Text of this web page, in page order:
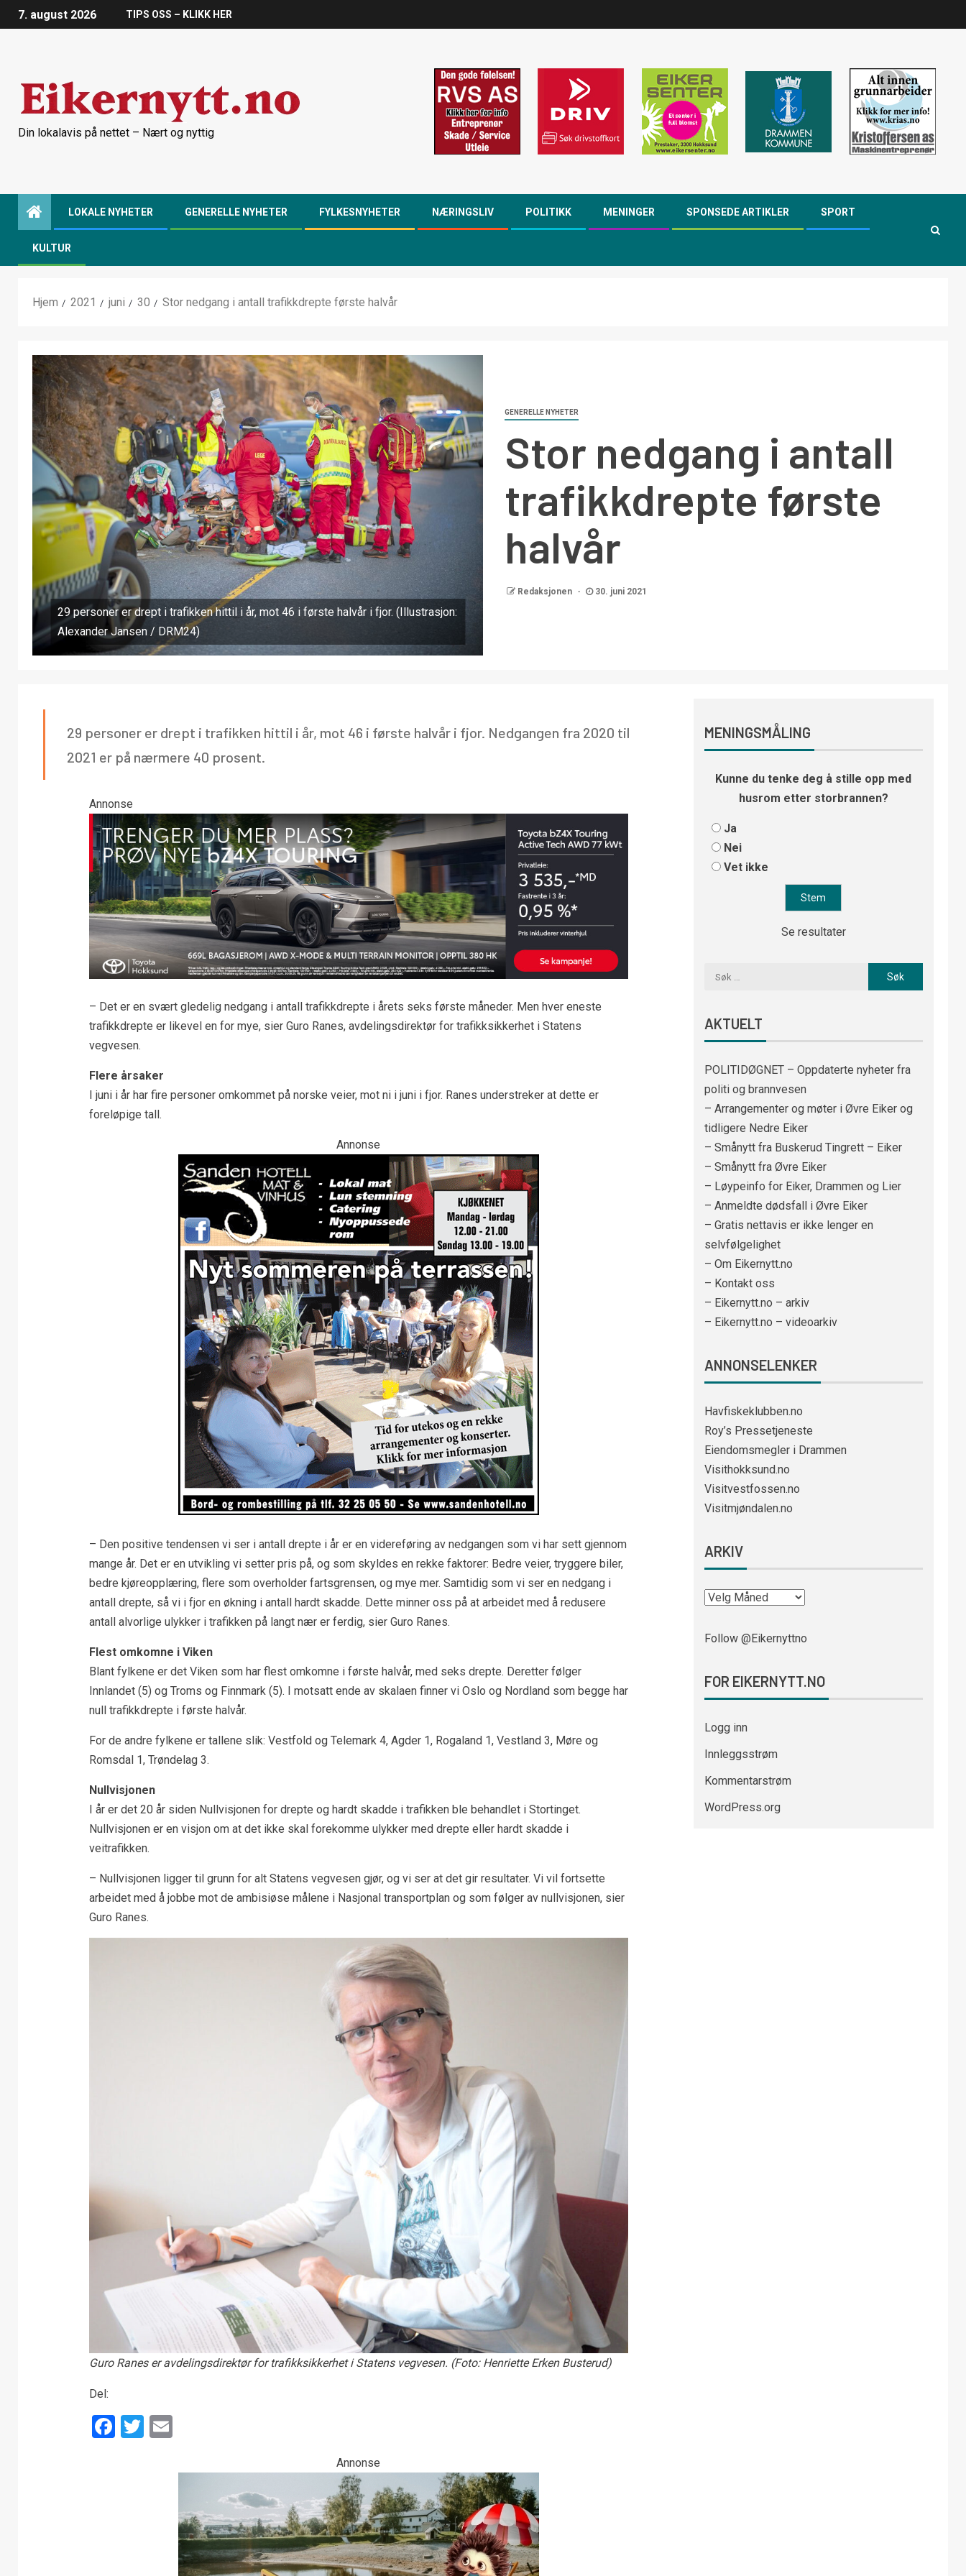
7. august 2026 TIPS OSS – KLIKK HER
Din lokalavis på nettet – Nært og nyttig
LOKALE NYHETER GENERELLE NYHETER FYLKESNYHETER NÆRINGSLIV POLITIKK MENINGER SPONSEDE ARTIKLER SPORT
KULTUR
Hjem 2021 juni 30 Stor nedgang i antall trafikkdrepte første halvår
29 personer er drept i trafikken hittil i år, mot 46 i første halvår i fjor. (Illustrasjon:
Alexander Jansen / DRM24)
GENERELLE NYHETER
Stor nedgang i antall
trafikkdrepte første
halvår
Redaksjonen 30. juni 2021
29 personer er drept i trafikken hittil i år, mot 46 i første halvår i fjor. Nedgangen fra 2020 til
2021 er på nærmere 40 prosent.
Annonse
– Det er en svært gledelig nedgang i antall trafikkdrepte i årets seks første måneder. Men hver eneste
trafikkdrepte er likevel en for mye, sier Guro Ranes, avdelingsdirektør for trafikksikkerhet i Statens
vegvesen.
Flere årsaker
I juni i år har fire personer omkommet på norske veier, mot ni i juni i fjor. Ranes understreker at dette er
foreløpige tall.
Annonse
– Den positive tendensen vi ser i antall drepte i år er en videreføring av nedgangen som vi har sett gjennom
mange år. Det er en utvikling vi setter pris på, og som skyldes en rekke faktorer: Bedre veier, tryggere biler,
bedre kjøreopplæring, flere som overholder fartsgrensen, og mye mer. Samtidig som vi ser en nedgang i
antall drepte, så vi i fjor en økning i antall hardt skadde. Dette minner oss på at arbeidet med å redusere
antall alvorlige ulykker i trafikken på langt nær er ferdig, sier Guro Ranes.
Flest omkomne i Viken
Blant fylkene er det Viken som har flest omkomne i første halvår, med seks drepte. Deretter følger
Innlandet (5) og Troms og Finnmark (5). I motsatt ende av skalaen finner vi Oslo og Nordland som begge har
null trafikkdrepte i første halvår.
For de andre fylkene er tallene slik: Vestfold og Telemark 4, Agder 1, Rogaland 1, Vestland 3, Møre og
Romsdal 1, Trøndelag 3.
Nullvisjonen
I år er det 20 år siden Nullvisjonen for drepte og hardt skadde i trafikken ble behandlet i Stortinget.
Nullvisjonen er en visjon om at det ikke skal forekomme ulykker med drepte eller hardt skadde i
veitrafikken.
– Nullvisjonen ligger til grunn for alt Statens vegvesen gjør, og vi ser at det gir resultater. Vi vil fortsette
arbeidet med å jobbe mot de ambisiøse målene i Nasjonal transportplan og som følger av nullvisjonen, sier
Guro Ranes.
Guro Ranes er avdelingsdirektør for trafikksikkerhet i Statens vegvesen. (Foto: Henriette Erken Busterud)
Del:
Facebook
Twitter
Annonse
MENINGSMÅLING
Kunne du tenke deg å stille opp med
husrom etter storbrannen?
Ja
Nei
Vet ikke
Se resultater
AKTUELT
POLITIDØGNET – Oppdaterte nyheter fra
politi og brannvesen
– Arrangementer og møter i Øvre Eiker og
tidligere Nedre Eiker
– Smånytt fra Buskerud Tingrett – Eiker
– Smånytt fra Øvre Eiker
– Løypeinfo for Eiker, Drammen og Lier
– Anmeldte dødsfall i Øvre Eiker
– Gratis nettavis er ikke lenger en
selvfølgelighet
– Om Eikernytt.no
– Kontakt oss
– Eikernytt.no – arkiv
– Eikernytt.no – videoarkiv
ANNONSELENKER
Havfiskeklubben.no
Roy’s Pressetjeneste
Eiendomsmegler i Drammen
Visithokksund.no
Visitvestfossen.no
Visitmjøndalen.no
ARKIV
Follow @Eikernyttno
FOR EIKERNYTT.NO
Logg inn
Innleggsstrøm
Kommentarstrøm
WordPress.org